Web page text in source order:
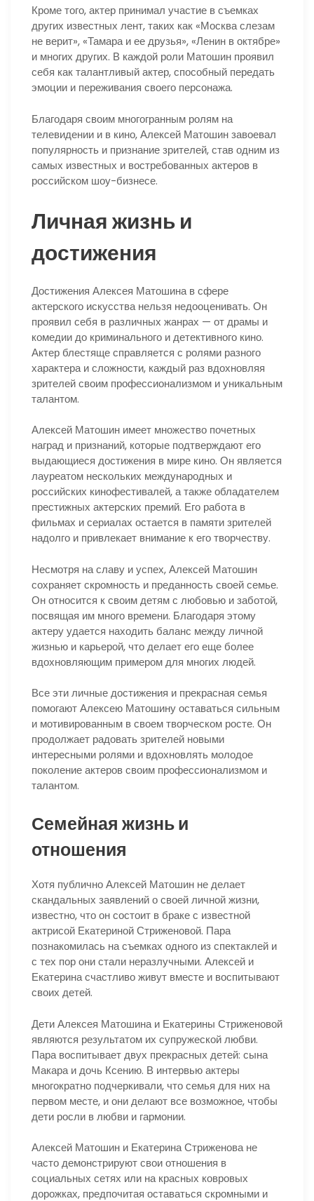
Кроме того, актер принимал участие в съемках
других известных лент, таких как «Москва слезам
не верит», «Тамара и ее друзья», «Ленин в октябре»
и многих других. В каждой роли Матошин проявил
себя как талантливый актер, способный передать
эмоции и переживания своего персонажа.
Благодаря своим многогранным ролям на
телевидении и в кино, Алексей Матошин завоевал
популярность и признание зрителей, став одним из
самых известных и востребованных актеров в
российском шоу-бизнесе.
Личная жизнь и
достижения
Достижения Алексея Матошина в сфере
актерского искусства нельзя недооценивать. Он
проявил себя в различных жанрах — от драмы и
комедии до криминального и детективного кино.
Актер блестяще справляется с ролями разного
характера и сложности, каждый раз вдохновляя
зрителей своим профессионализмом и уникальным
талантом.
Алексей Матошин имеет множество почетных
наград и признаний, которые подтверждают его
выдающиеся достижения в мире кино. Он является
лауреатом нескольких международных и
российских кинофестивалей, а также обладателем
престижных актерских премий. Его работа в
фильмах и сериалах остается в памяти зрителей
надолго и привлекает внимание к его творчеству.
Несмотря на славу и успех, Алексей Матошин
сохраняет скромность и преданность своей семье.
Он относится к своим детям с любовью и заботой,
посвящая им много времени. Благодаря этому
актеру удается находить баланс между личной
жизнью и карьерой, что делает его еще более
вдохновляющим примером для многих людей.
Все эти личные достижения и прекрасная семья
помогают Алексею Матошину оставаться сильным
и мотивированным в своем творческом росте. Он
продолжает радовать зрителей новыми
интересными ролями и вдохновлять молодое
поколение актеров своим профессионализмом и
талантом.
Семейная жизнь и
отношения
Хотя публично Алексей Матошин не делает
скандальных заявлений о своей личной жизни,
известно, что он состоит в браке с известной
актрисой Екатериной Стриженовой. Пара
познакомилась на съемках одного из спектаклей и
с тех пор они стали неразлучными. Алексей и
Екатерина счастливо живут вместе и воспитывают
своих детей.
Дети Алексея Матошина и Екатерины Стриженовой
являются результатом их супружеской любви.
Пара воспитывает двух прекрасных детей: сына
Макара и дочь Ксению. В интервью актеры
многократно подчеркивали, что семья для них на
первом месте, и они делают все возможное, чтобы
дети росли в любви и гармонии.
Алексей Матошин и Екатерина Стриженова не
часто демонстрируют свои отношения в
социальных сетях или на красных ковровых
дорожках, предпочитая оставаться скромными и